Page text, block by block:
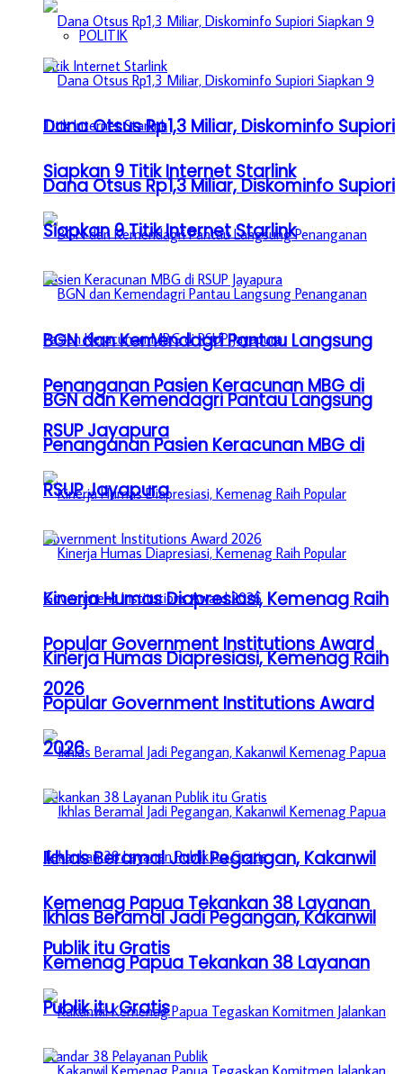
Dana Otsus Rp1,3 Miliar, Diskominfo Supiori
Siapkan 9 Titik Internet Starlink
BGN dan Kemendagri Pantau Langsung
Penanganan Pasien Keracunan MBG di
RSUP Jayapura
Kinerja Humas Diapresiasi, Kemenag Raih
Popular Government Institutions Award
2026
Ikhlas Beramal Jadi Pegangan, Kakanwil
Kemenag Papua Tekankan 38 Layanan
Publik itu Gratis
POLITIK
Dana Otsus Rp1,3 Miliar, Diskominfo Supiori
Siapkan 9 Titik Internet Starlink
BGN dan Kemendagri Pantau Langsung
Penanganan Pasien Keracunan MBG di
RSUP Jayapura
Kinerja Humas Diapresiasi, Kemenag Raih
Popular Government Institutions Award
2026
Ikhlas Beramal Jadi Pegangan, Kakanwil
Kemenag Papua Tekankan 38 Layanan
Publik itu Gratis